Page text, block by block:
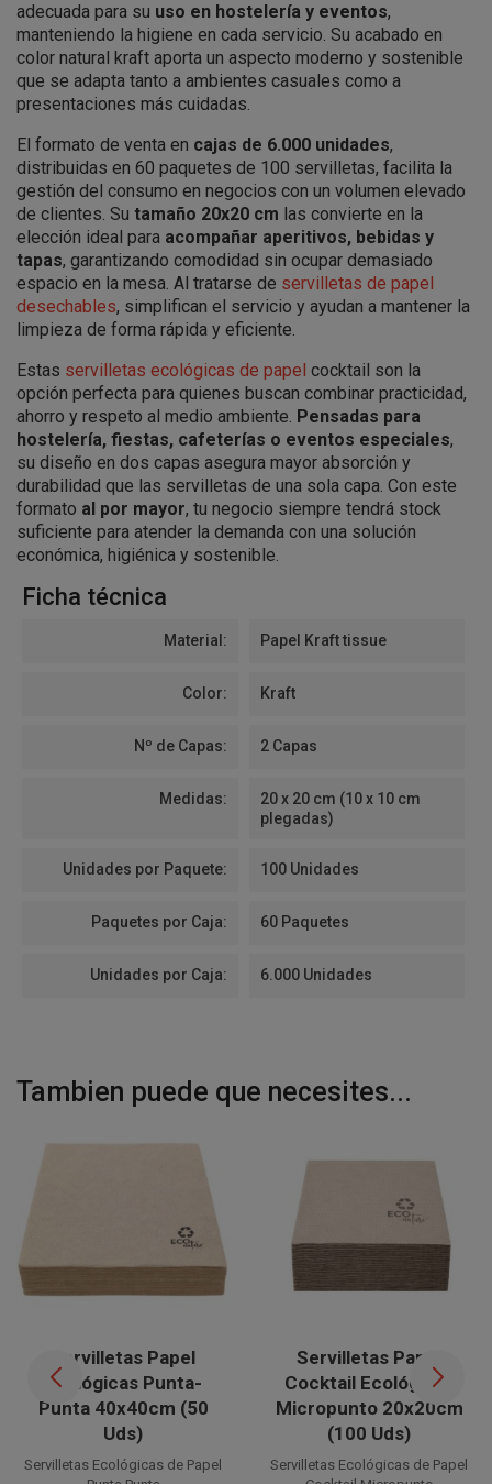
adecuada para su uso en hostelería y eventos,
manteniendo la higiene en cada servicio. Su acabado en
color natural kraft aporta un aspecto moderno y sostenible
que se adapta tanto a ambientes casuales como a
presentaciones más cuidadas.
El formato de venta en cajas de 6.000 unidades,
distribuidas en 60 paquetes de 100 servilletas, facilita la
gestión del consumo en negocios con un volumen elevado
de clientes. Su tamaño 20x20 cm las convierte en la
elección ideal para acompañar aperitivos, bebidas y
tapas, garantizando comodidad sin ocupar demasiado
espacio en la mesa. Al tratarse de servilletas de papel
desechables, simplifican el servicio y ayudan a mantener la
limpieza de forma rápida y eficiente.
Estas servilletas ecológicas de papel cocktail son la
opción perfecta para quienes buscan combinar practicidad,
ahorro y respeto al medio ambiente. Pensadas para
hostelería, fiestas, cafeterías o eventos especiales,
su diseño en dos capas asegura mayor absorción y
durabilidad que las servilletas de una sola capa. Con este
formato al por mayor, tu negocio siempre tendrá stock
suficiente para atender la demanda con una solución
económica, higiénica y sostenible.
Ficha técnica
Material: Papel Kraft tissue
Color: Kraft
Nº de Capas: 2 Capas
Medidas:
20 x 20 cm (10 x 10 cm
plegadas)
Unidades por Paquete: 100 Unidades
Paquetes por Caja: 60 Paquetes
Unidades por Caja: 6.000 Unidades
Tambien puede que necesites...
Servilletas Papel
Ecológicas Punta-
Punta 40x40cm (50
Uds)
Servilletas Ecológicas de Papel
Servilletas Papel
Cocktail Ecológicas
Micropunto 20x20cm
(100 Uds)
Servilletas Ecológicas de Papel